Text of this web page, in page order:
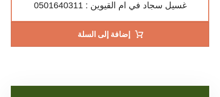
غسيل سجاد في ام القيوين : 0501640311
إضافة إلى السلة